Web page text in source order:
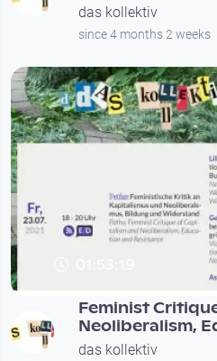
das kollektiv
since 4 months 2 weeks
Feminist
Neoliberalism,
das kollektiv